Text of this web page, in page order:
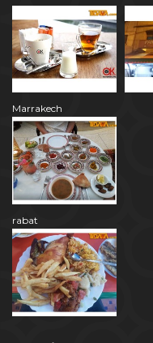
Marrakech
rabat